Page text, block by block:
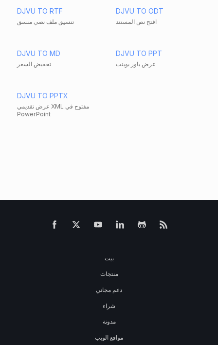
DJVU TO RTF
تنسيق ملف نصي منسق
DJVU TO ODT
افتح نص المستند
DJVU TO MD
تخفيض السعر
DJVU TO PPT
عرض باور بوينت
DJVU TO PPTX
عرض تقديمي XML مفتوح في
PowerPoint
بيت
منتجات
دعم مجاني
شراء
مدونة
مواقع الويب